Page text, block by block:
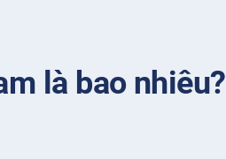
là bao nhiêu?